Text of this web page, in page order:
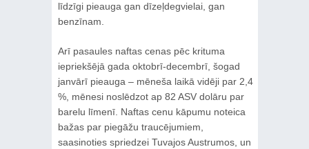
līdzīgi pieauga gan dīzeļdegvielai, gan
benzīnam.
Arī pasaules naftas cenas pēc krituma
iepriekšējā gada oktobrī-decembrī, šogad
janvārī pieauga – mēneša laikā vidēji par 2,4
%, mēnesi noslēdzot ap 82 ASV dolāru par
barelu līmenī. Naftas cenu kāpumu noteica
bažas par piegāžu traucējumiem,
saasinoties spriedzei Tuvajos Austrumos, un